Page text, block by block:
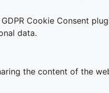
Cookie Consent
data.
the content of the